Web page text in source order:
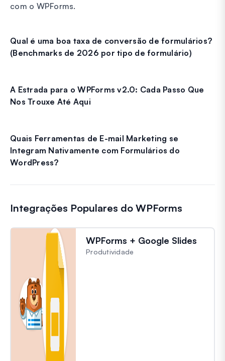
com o WPForms.
Qual é uma boa taxa de conversão de formulários?
(Benchmarks de 2026 por tipo de formulário)
A Estrada para o WPForms v2.0: Cada Passo Que
Nos Trouxe Até Aqui
Quais Ferramentas de E-mail Marketing se
Integram Nativamente com Formulários do
WordPress?
Integrações Populares do WPForms
WPForms + Google Slides
Produtividade